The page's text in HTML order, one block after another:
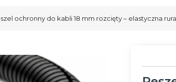
ochronny do kabli 18 mm rozcięty – elastyczna